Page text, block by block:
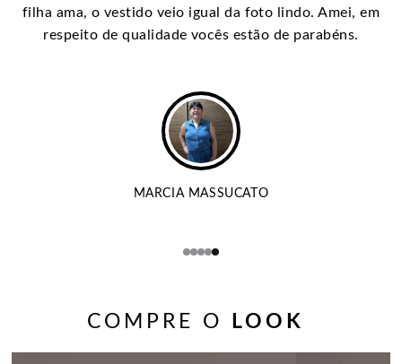
filha ama, o vestido veio igual da foto lindo. Amei, em
respeito de qualidade vocês estão de parabéns.
MARCIA MASSUCATO
COMPRE O LOOK